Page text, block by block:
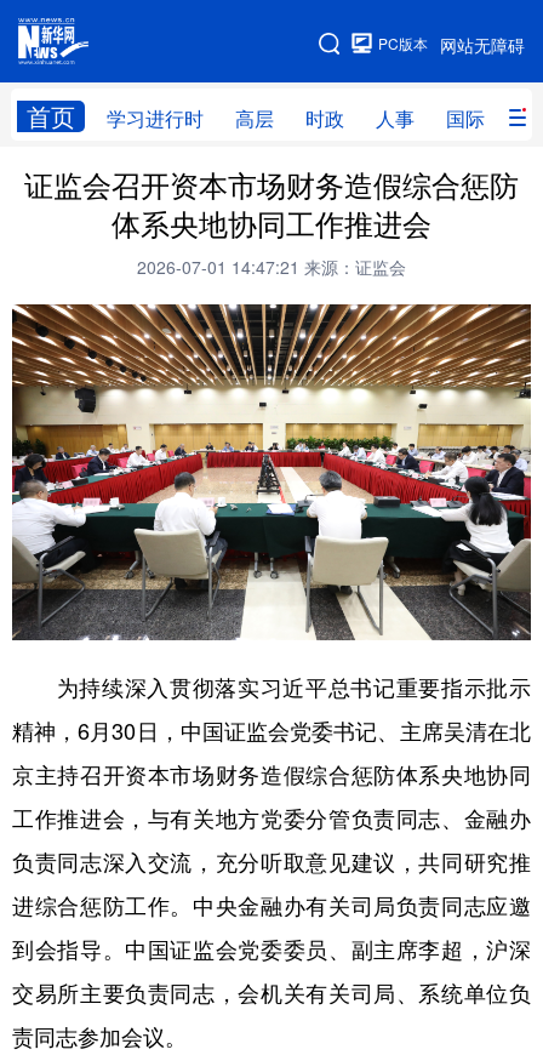
网站无障碍
PC版本
首页 学习进行时 高层 时政 人事 国际 财
网站地图
学习进行时 高层 时政 人事
财经 网评
全球连线
科技 科创 量子 体育
文化 书画 健康 军事
访谈 视频 图片 政务
法律 中央文件 金融 汽车
食品 人居 信息化 数字经济
学术中国 乡村振兴 银龄 溯源中国
城市 旅游 能源 会展
彩票 娱乐 时尚 悦读
公益 一带一路 亚太网 上市公司
文化产业
北京 天津 河北 山西
辽宁 吉林 上海 江苏
浙江
证监会召开资本市场财务造假综合惩防
体系央地协同工作推进会
2026-07-01 14:47:21 来源：证监会
为持续深入贯彻落实习近平总书记重要指示批示
精神，6月30日，中国证监会党委书记、主席吴清在北
京主持召开资本市场财务造假综合惩防体系央地协同
工作推进会，与有关地方党委分管负责同志、金融办
负责同志深入交流，充分听取意见建议，共同研究推
进综合惩防工作。中央金融办有关司局负责同志应邀
到会指导。中国证监会党委委员、副主席李超，沪深
交易所主要负责同志，会机关有关司局、系统单位负
责同志参加会议。